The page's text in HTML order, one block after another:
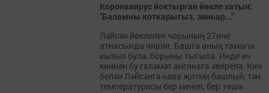
Коронавирус йоктырган йөкле хатын:
"Баламны коткарыгыз, зинһар..."
Ләйсән йөклелек чорының 27нче
атнасында чирли. Башта аның тамагы
кызыл була, борыны тыгыла. Инде өч
көннән бу галәмәт ангинага әверелә. Кич
белән Ләйсәнгә һава җитми башлый, тән
температурасы бер менеп, бер төшә.